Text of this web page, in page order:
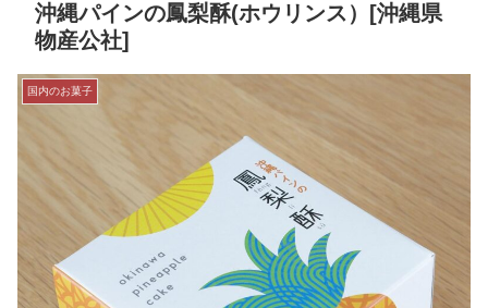
沖縄パインの鳳梨酥(ホウリンス）[沖縄県
物産公社]
国内のお菓子